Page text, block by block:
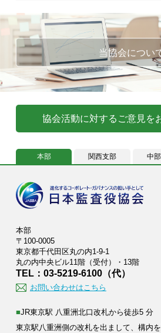
当協会につい
協会活動に対するご意見を
本部 関西支部 中
本部
〒100-0005
東京都千代田区丸の内1-9-1
丸の内中央ビル11階（受付）・13階
TEL：03-5219-6100（代）
お問い合わせはこちら
■JR東京駅 八重洲北口改札から徒歩5 分
東京駅八重洲側の改札を出まして、構内